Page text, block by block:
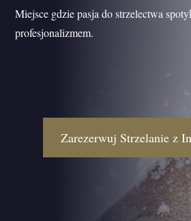
Miejsce gdzie pasja do strzelectwa
profesjonalizmem.
Zarezerwuj Strzelanie z